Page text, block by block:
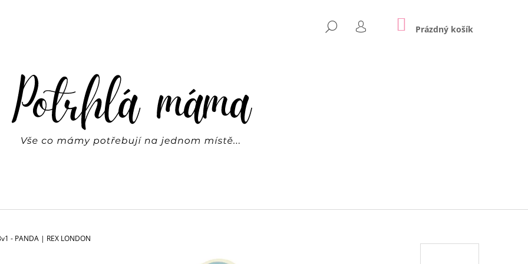
HLEDAT
PŘIHLÁŠENÍ
NÁKUPNÍ
KOŠÍK
Prázdný košík
- PANDA | REX LONDON
HLEDAT
BASIC LEGÍNY FRAPPE | LILY GREY